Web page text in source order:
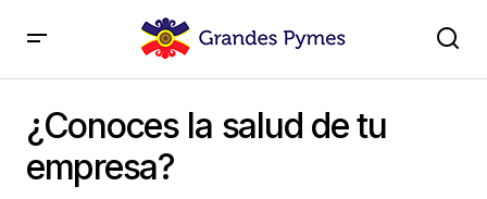
¿Conoces la salud de tu
empresa?